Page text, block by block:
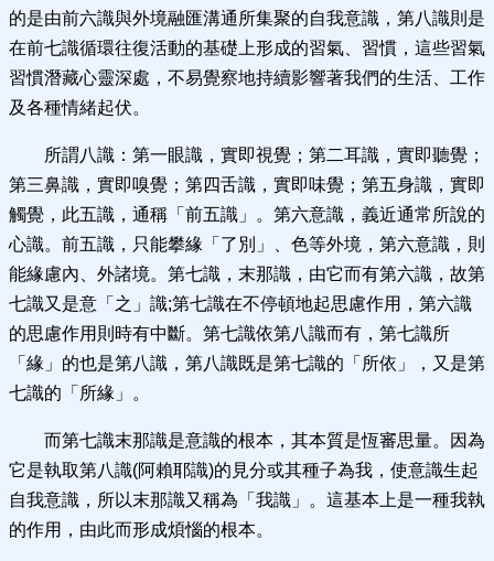
的是由前六識與外境融匯溝通所集聚的自我意識，第八識則是
在前七識循環往復活動的基礎上形成的習氣、習慣，這些習氣
習慣潛藏心靈深處，不易覺察地持續影響著我們的生活、工作
及各種情緒起伏。
所謂八識：第一眼識，實即視覺；第二耳識，實即聽覺；
第三鼻識，實即嗅覺；第四舌識，實即味覺；第五身識，實即
觸覺，此五識，通稱「前五識」。第六意識，義近通常所說的
心識。前五識，只能攀緣「了別」、色等外境，第六意識，則
能緣慮內、外諸境。第七識，末那識，由它而有第六識，故第
七識又是意「之」識;第七識在不停頓地起思慮作用，第六識
的思慮作用則時有中斷。第七識依第八識而有，第七識所
「緣」的也是第八識，第八識既是第七識的「所依」，又是第
七識的「所緣」。
而第七識末那識是意識的根本，其本質是恆審思量。因為
它是執取第八識(阿賴耶識)的見分或其種子為我，使意識生起
自我意識，所以末那識又稱為「我識」。這基本上是一種我執
的作用，由此而形成煩惱的根本。